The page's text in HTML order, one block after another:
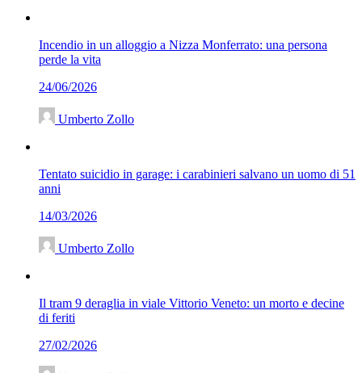
Incendio in un alloggio a Nizza Monferrato: una persona
perde la vita
24/06/2026
Umberto Zollo
Tentato suicidio in garage: i carabinieri salvano un uomo di 51
anni
14/03/2026
Umberto Zollo
Il tram 9 deraglia in viale Vittorio Veneto: un morto e decine
di feriti
27/02/2026